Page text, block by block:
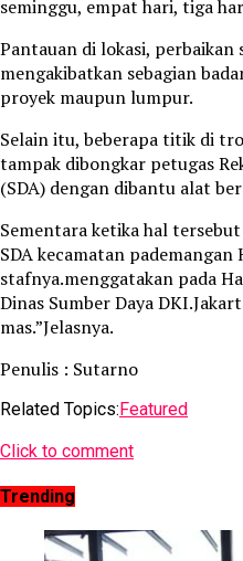
seminggu, empat hari, tiga
Pantauan di lokasi,
mengakibatkan sebagian
proyek maupun lumpur.
Selain itu, beberapa titik di
tampak dibongkar petugas
(SDA) dengan dibantu alat
Sementara ketika hal
SDA kecamatan pademangan
stafnya.menggatakan pada
Dinas Sumber Daya
mas.”Jelasnya.
Penulis : Sutarno
Related Topics: Featured
Click to comment
Trending